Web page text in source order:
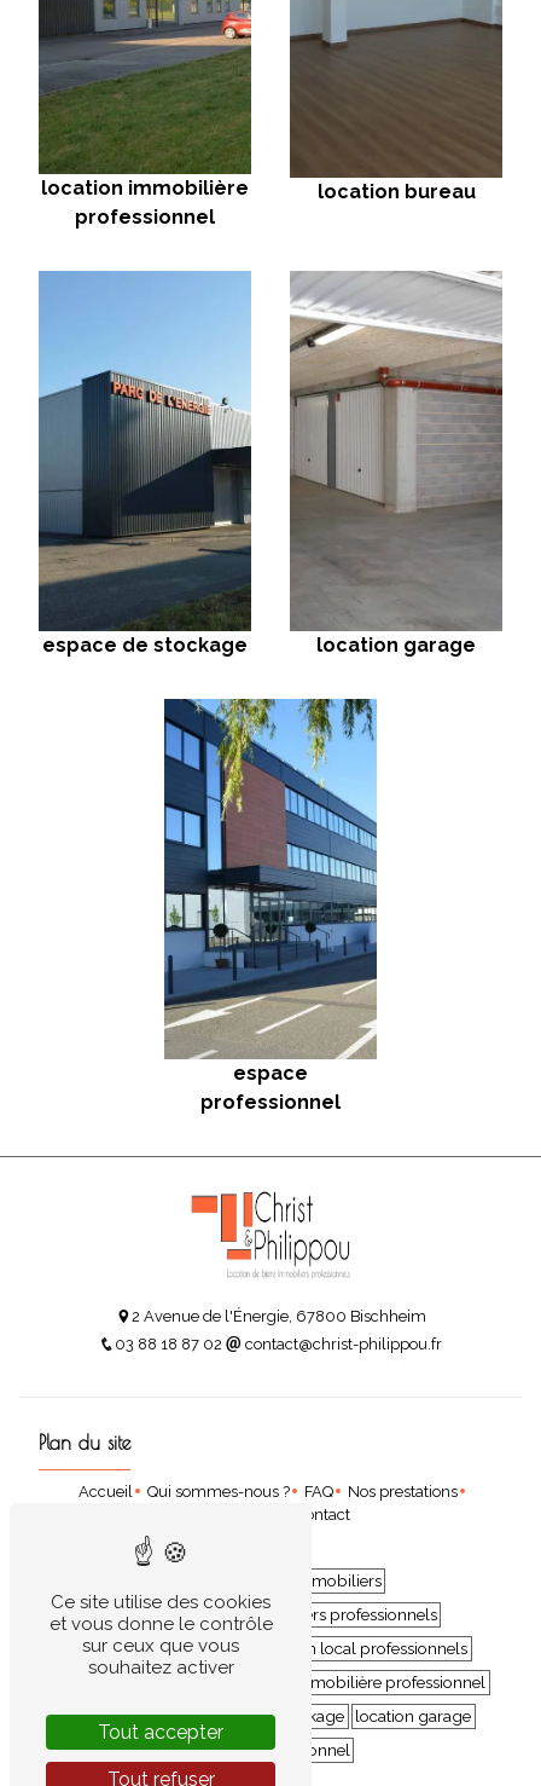
location immobilière
professionnel
location bureau
espace de stockage location garage
espace
professionnel
2 Avenue de l'Énergie, 67800 Bischheim
03 88 18 87 02
contact@christ-philippou.fr
Plan du site
Accueil Qui sommes-nous ? FAQ
Nos prestations
Contact
location de biens immobiliers
location de biens immobiliers professionnels
location professionnels
location local professionnels
location immobilière professionnel
location bureau espace de stockage
location garage
espace professionnel
Ce site utilise des cookies
et vous donne le contrôle
sur ceux que vous
souhaitez activer
Tout accepter
Tout refuser